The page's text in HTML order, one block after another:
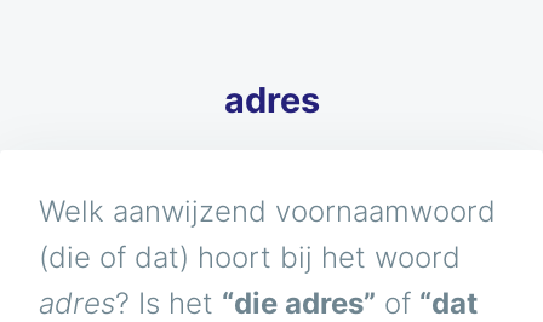
adres
Welk aanwijzend voornaamwoord
(die of dat) hoort bij het woord
adres? Is het “die adres” of “dat